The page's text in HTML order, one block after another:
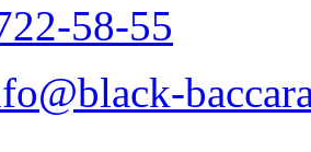
58-55